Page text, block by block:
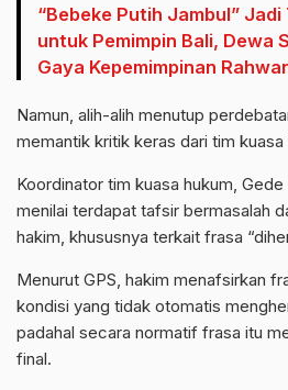
“Bebeke Putih Jambul”
untuk Pemimpin Bali, Dewa
Gaya Kepemimpinan
Namun, alih-alih menutup
memantik kritik keras dari tim
Koordinator tim kuasa hukum,
menilai terdapat tafsir bermasalah
hakim, khususnya terkait frasa
Menurut GPS, hakim menafsirkan
kondisi yang tidak otomatis
padahal secara normatif frasa itu
final.